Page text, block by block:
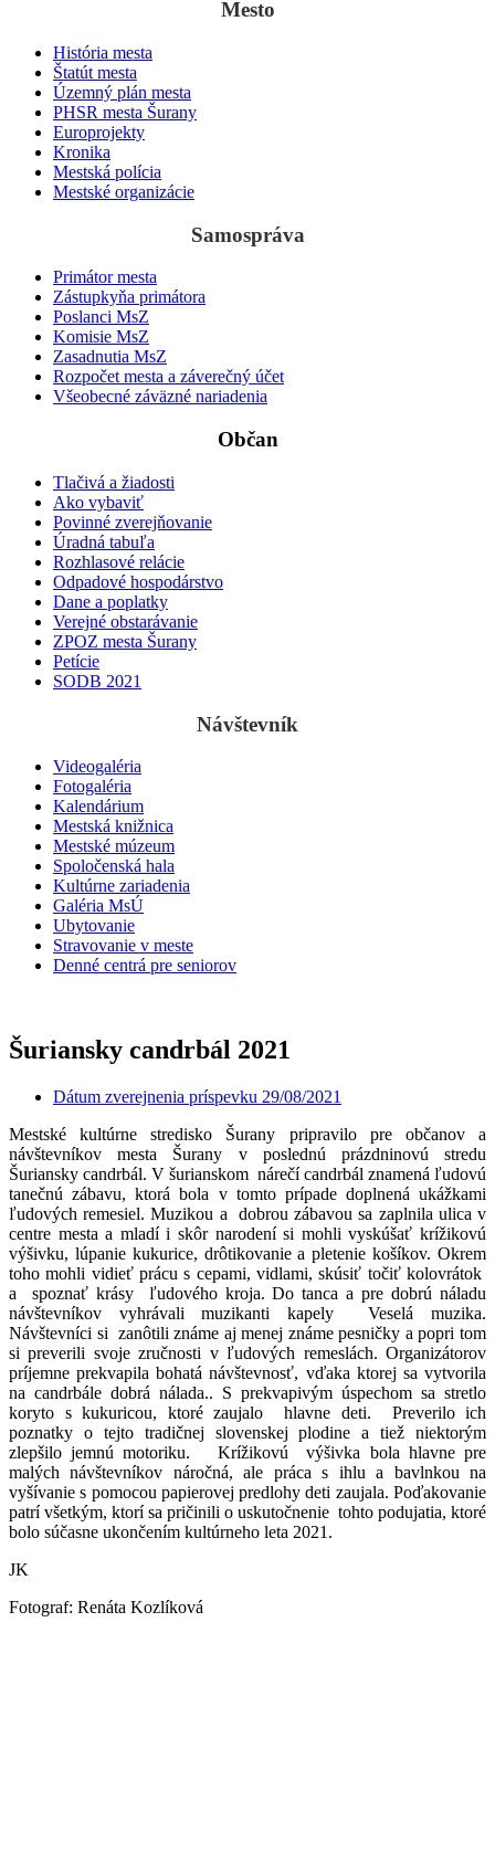
Mesto
História mesta
Štatút mesta
Územný plán mesta
PHSR mesta Šurany
Europrojekty
Kronika
Mestská polícia
Mestské organizácie
Samospráva
Primátor mesta
Zástupkyňa primátora
Poslanci MsZ
Komisie MsZ
Zasadnutia MsZ
Rozpočet mesta a záverečný účet
Všeobecné záväzné nariadenia
Občan
Tlačivá a žiadosti
Ako vybaviť
Povinné zverejňovanie
Úradná tabuľa
Rozhlasové relácie
Odpadové hospodárstvo
Dane a poplatky
Verejné obstarávanie
ZPOZ mesta Šurany
Petície
SODB 2021
Návštevník
Videogaléria
Fotogaléria
Kalendárium
Mestská knižnica
Mestské múzeum
Spoločenská hala
Kultúrne zariadenia
Galéria MsÚ
Ubytovanie
Stravovanie v meste
Denné centrá pre seniorov
Šuriansky candrbál 2021
Dátum zverejnenia príspevku 29/08/2021
Mestské kultúrne stredisko Šurany pripravilo pre občanov a
návštevníkov mesta Šurany v poslednú prázdninovú stredu
Šuriansky candrbál. V šurianskom nárečí candrbál znamená ľudovú
tanečnú zábavu, ktorá bola v tomto prípade doplnená ukážkami
ľudových remesiel. Muzikou a dobrou zábavou sa zaplnila ulica v
centre mesta a mladí i skôr narodení si mohli vyskúšať krížikovú
výšivku, lúpanie kukurice, drôtikovanie a pletenie košíkov. Okrem
toho mohli vidieť prácu s cepami, vidlami, skúsiť točiť kolovrátok
a spoznať krásy ľudového kroja. Do tanca a pre dobrú náladu
návštevníkov vyhrávali muzikanti kapely Veselá muzika.
Návštevníci si zanôtili známe aj menej známe pesničky a popri tom
si preverili svoje zručnosti v ľudových remeslách. Organizátorov
príjemne prekvapila bohatá návštevnosť, vďaka ktorej sa vytvorila
na candrbále dobrá nálada.. S prekvapivým úspechom sa stretlo
koryto s kukuricou, ktoré zaujalo hlavne deti. Preverilo ich
poznatky o tejto tradičnej slovenskej plodine a tiež niektorým
zlepšilo jemnú motoriku. Krížikovú výšivka bola hlavne pre
malých návštevníkov náročná, ale práca s ihlu a bavlnkou na
vyšívanie s pomocou papierovej predlohy deti zaujala. Poďakovanie
patrí všetkým, ktorí sa pričinili o uskutočnenie tohto podujatia, ktoré
bolo súčasne ukončením kultúrneho leta 2021.
JK
Fotograf: Renáta Kozlíková